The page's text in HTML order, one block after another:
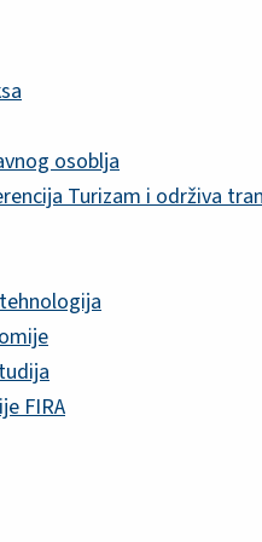
osoblja
Turizam i održiva
FIRA